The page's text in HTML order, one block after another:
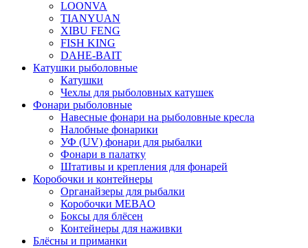
LOONVA
TIANYUAN
XIBU FENG
FISH KING
DAHE-BAIT
Катушки рыболовные
Катушки
Чехлы для рыболовных катушек
Фонари рыболовные
Навесные фонари на рыболовные кресла
Налобные фонарики
УФ (UV) фонари для рыбалки
Фонари в палатку
Штативы и крепления для фонарей
Коробочки и контейнеры
Органайзеры для рыбалки
Коробочки MEBAO
Боксы для блёсен
Контейнеры для наживки
Блёсны и приманки